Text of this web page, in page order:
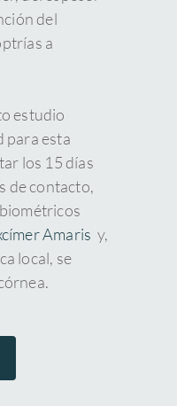
del
a
estudio
para esta
los 15 días
de contacto,
Amaris y,
local, se